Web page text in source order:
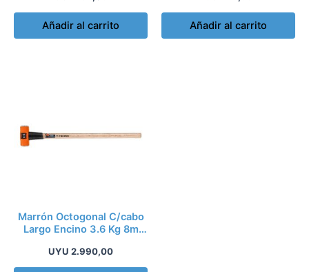
Añadir al carrito Añadir al carrito
Marrón Octogonal C/cabo
Largo Encino 3.6 Kg 8m
UYU 2.990,00